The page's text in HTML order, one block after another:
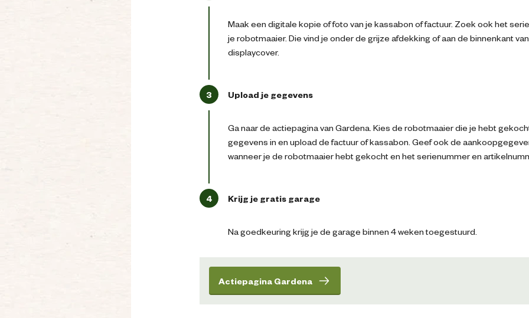
Maak een digitale kopie of foto van je kassabon of factuur. Zoek ook het
je robotmaaier. Die vind je onder de grijze afdekking of aan de binnenkant
displaycover.
3 Upload je gegevens
Ga naar de actiepagina van Gardena. Kies de robotmaaier die je hebt
gegevens in en upload de factuur of kassabon. Geef ook de
wanneer je de robotmaaier hebt gekocht en het serienummer en
4 Krijg je gratis garage
Na goedkeuring krijg je de garage binnen 4 weken toegestuurd.
Actiepagina Gardena